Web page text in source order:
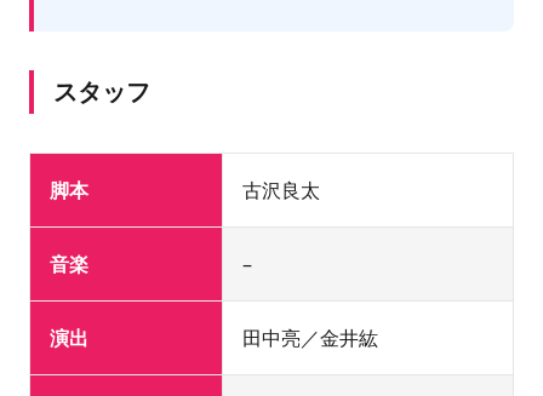
スタッフ
脚本 古沢良太
音楽 –
演出 田中亮／金井紘